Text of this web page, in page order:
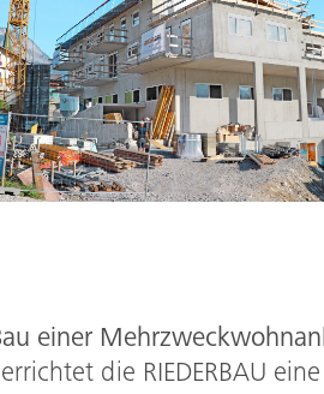
einer
die RIEDERBAU eine